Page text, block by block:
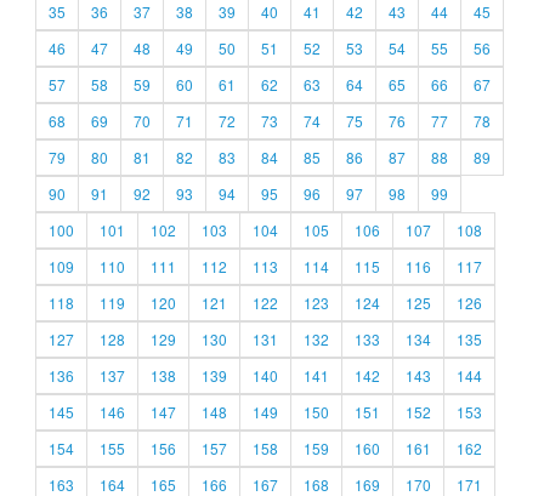
35
36 37 38 39 40 41 42 43 44
45
46
47 48 49 50 51 52 53 54 55
56
57
58 59 60 61 62 63 64 65 66
67
68
69 70 71 72 73 74 75 76 77
78
79
80 81 82 83 84 85 86 87 88
89
90
91 92 93 94 95 96 97 98
99
100
101 102 103 104 105 106 107
108
109
110 111 112 113 114 115 116
117
118
119 120 121 122 123 124 125
126
127
128 129 130 131 132 133 134
135
136
137 138 139 140 141 142 143
144
145
146 147 148 149 150 151 152
153
154
155 156 157 158 159 160 161
162
163
164 165 166 167 168 169 170
171